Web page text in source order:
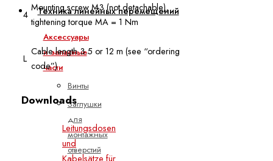
Техника линейных перемещений
Аксессуары
и запасные
части
Винты
Заглушки
для
монтажных
отверстий
4
Mounting screw M3 (not detachable),
tightening torque MA = 1 Nm
L
Cable length 3.5 or 12 m (see “ordering
code”)
Downloads
Leitungsdosen
und